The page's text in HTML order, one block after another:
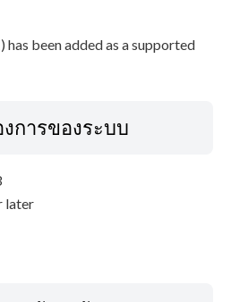
has been added as a supported
การของระบบ
later